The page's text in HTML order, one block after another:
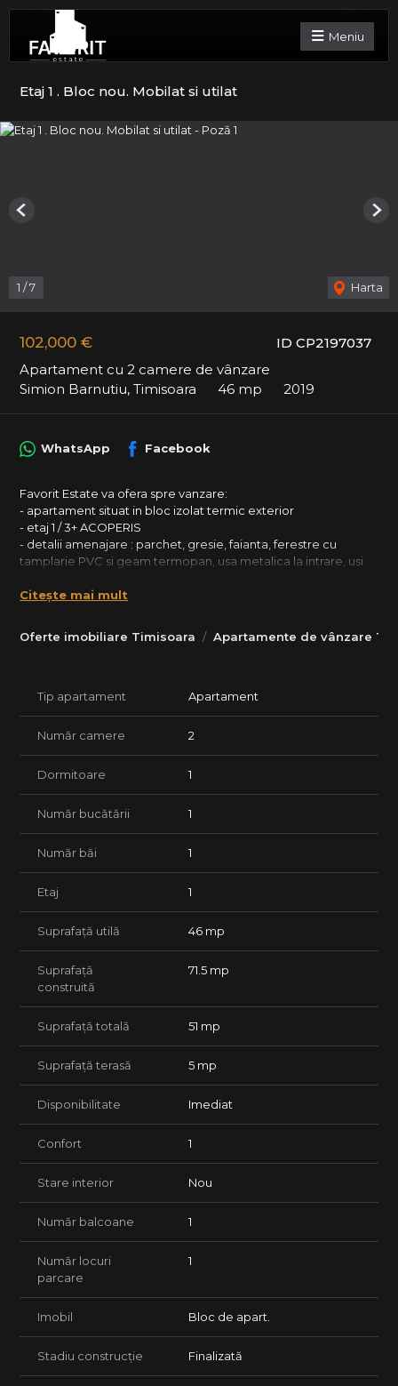
Meniu
Etaj 1 . Bloc nou. Mobilat si utilat
ID CP2197037
102,000 €
Apartament cu 2 camere de vânzare
Simion Barnutiu, Timisoara
46 mp 2019
1 /7 Harta
Previous
Oferte imobiliare Timisoara Apartamente de vânzare
WhatsApp Facebook
Favorit Estate va ofera spre vanzare:
- apartament situat in bloc izolat termic exterior
- etaj 1 / 3+ ACOPERIS
- detalii amenajare : parchet, gresie, faianta, ferestre cu
tamplarie PVC si geam termopan, usa metalica la intrare, usi
conditionat.
- detalii mobilare : bucataria mobilata si utilata, mobilier
camera de zi, mobilier dormitor
*Pretul solicitat de proprietar este 102.000Eur, negociabil.
** Se accepta achizitionarea prin intermediul unui credit
bancar.
Lasa procesul de achizitie in seama agentiei tale FAVORITe.
Citește mai mult
Tip apartament Apartament
Număr camere 2
Dormitoare 1
Număr bucătării 1
Număr băi 1
Etaj 1
Suprafață utilă 46 mp
Suprafață
construită
71.5 mp
Suprafață totală 51 mp
Suprafață terasă 5 mp
Disponibilitate Imediat
Confort 1
Stare interior Nou
Număr balcoane 1
Număr locuri
parcare
1
Imobil Bloc de apart.
Stadiu construcție Finalizată